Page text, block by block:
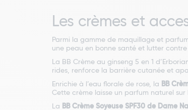
Les crèmes et
Parmi la gamme de maquillage et
une peau en bonne santé et lutter contre
La BB Crème au ginseng 5 en 1
rides, renforce la barrière cutanée et
Enrichie à l’eau florale de rose, la BB
Cette crème laisse un parfum naturel sur
La BB Crème Soyeuse SPF30 de Dame